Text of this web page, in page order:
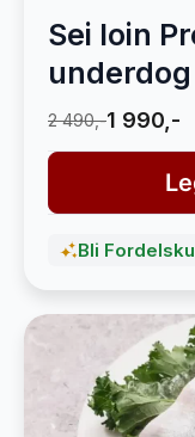
Sei loin
underdog
2 490,-1 990,-
Bli